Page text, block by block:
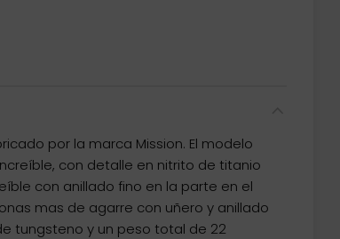
por la marca Mission. El modelo
con detalle en nitrito de titanio
con anillado fino en la parte en el
mas de agarre con uñero y anillado
tungsteno y un peso total de 22